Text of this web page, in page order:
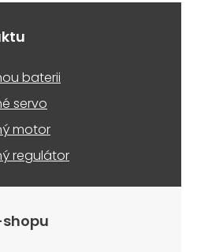
baterii
servo
motor
regulátor